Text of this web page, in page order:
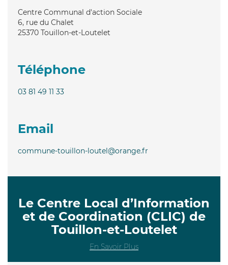
Centre Communal d'action Sociale
6, rue du Chalet
25370 Touillon-et-Loutelet
Téléphone
03 81 49 11 33
Email
commune-touillon-loutel@orange.fr
Le Centre Local d’Information
et de Coordination (CLIC) de
Touillon-et-Loutelet
En Savoir Plus